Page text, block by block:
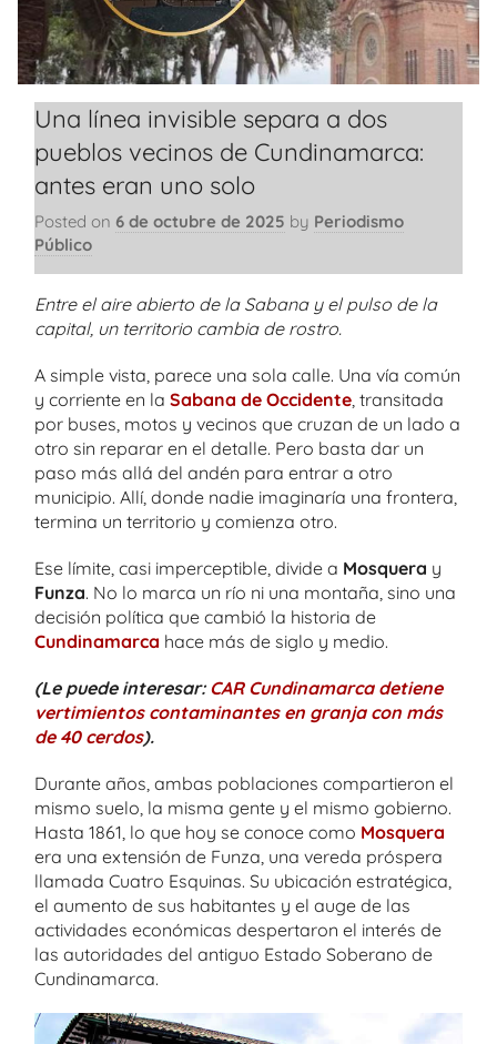
Una línea invisible separa a dos
pueblos vecinos de Cundinamarca:
antes eran uno solo
Posted on 6 de octubre de 2025 by Periodismo
Público
Entre el aire abierto de la Sabana y el pulso de la
capital, un territorio cambia de rostro.
A simple vista, parece una sola calle. Una vía común
y corriente en la Sabana de Occidente , transitada
por buses, motos y vecinos que cruzan de un lado a
otro sin reparar en el detalle. Pero basta dar un
paso más allá del andén para entrar a otro
municipio. Allí, donde nadie imaginaría una frontera,
termina un territorio y comienza otro.
Ese límite, casi imperceptible, divide a Mosquera y
Funza. No lo marca un río ni una montaña, sino una
decisión política que cambió la historia de
Cundinamarca hace más de siglo y medio.
(Le puede interesar: CAR Cundinamarca detiene
vertimientos contaminantes en granja con más
de 40 cerdos).
Durante años, ambas poblaciones compartieron el
mismo suelo, la misma gente y el mismo gobierno.
Hasta 1861, lo que hoy se conoce como Mosquera
era una extensión de Funza, una vereda próspera
llamada Cuatro Esquinas. Su ubicación estratégica,
el aumento de sus habitantes y el auge de las
actividades económicas despertaron el interés de
las autoridades del antiguo Estado Soberano de
Cundinamarca.